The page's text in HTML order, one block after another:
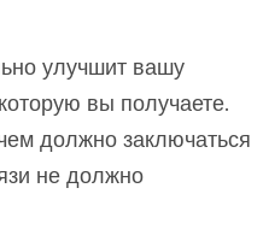
улучшит вашу
вы получаете.
должно заключаться
не должно